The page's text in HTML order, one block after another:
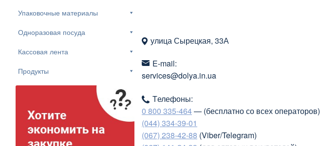
улица Сырецкая, 33А
E-mail:
services@dolya.in.ua
Tелефоны:
0 800 335-464— (бесплатно со всех операторов)
(044) 334-39-01
(067) 238-42-88 (Viber/Telegram)
Упаковочные материалы
Одноразовая посуда
Кассовая лента
Продукты